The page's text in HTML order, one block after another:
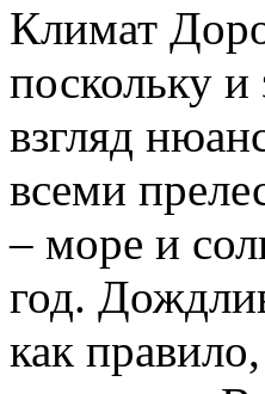
Климат
поскольку
взгляд
всеми
– море и
год.
как